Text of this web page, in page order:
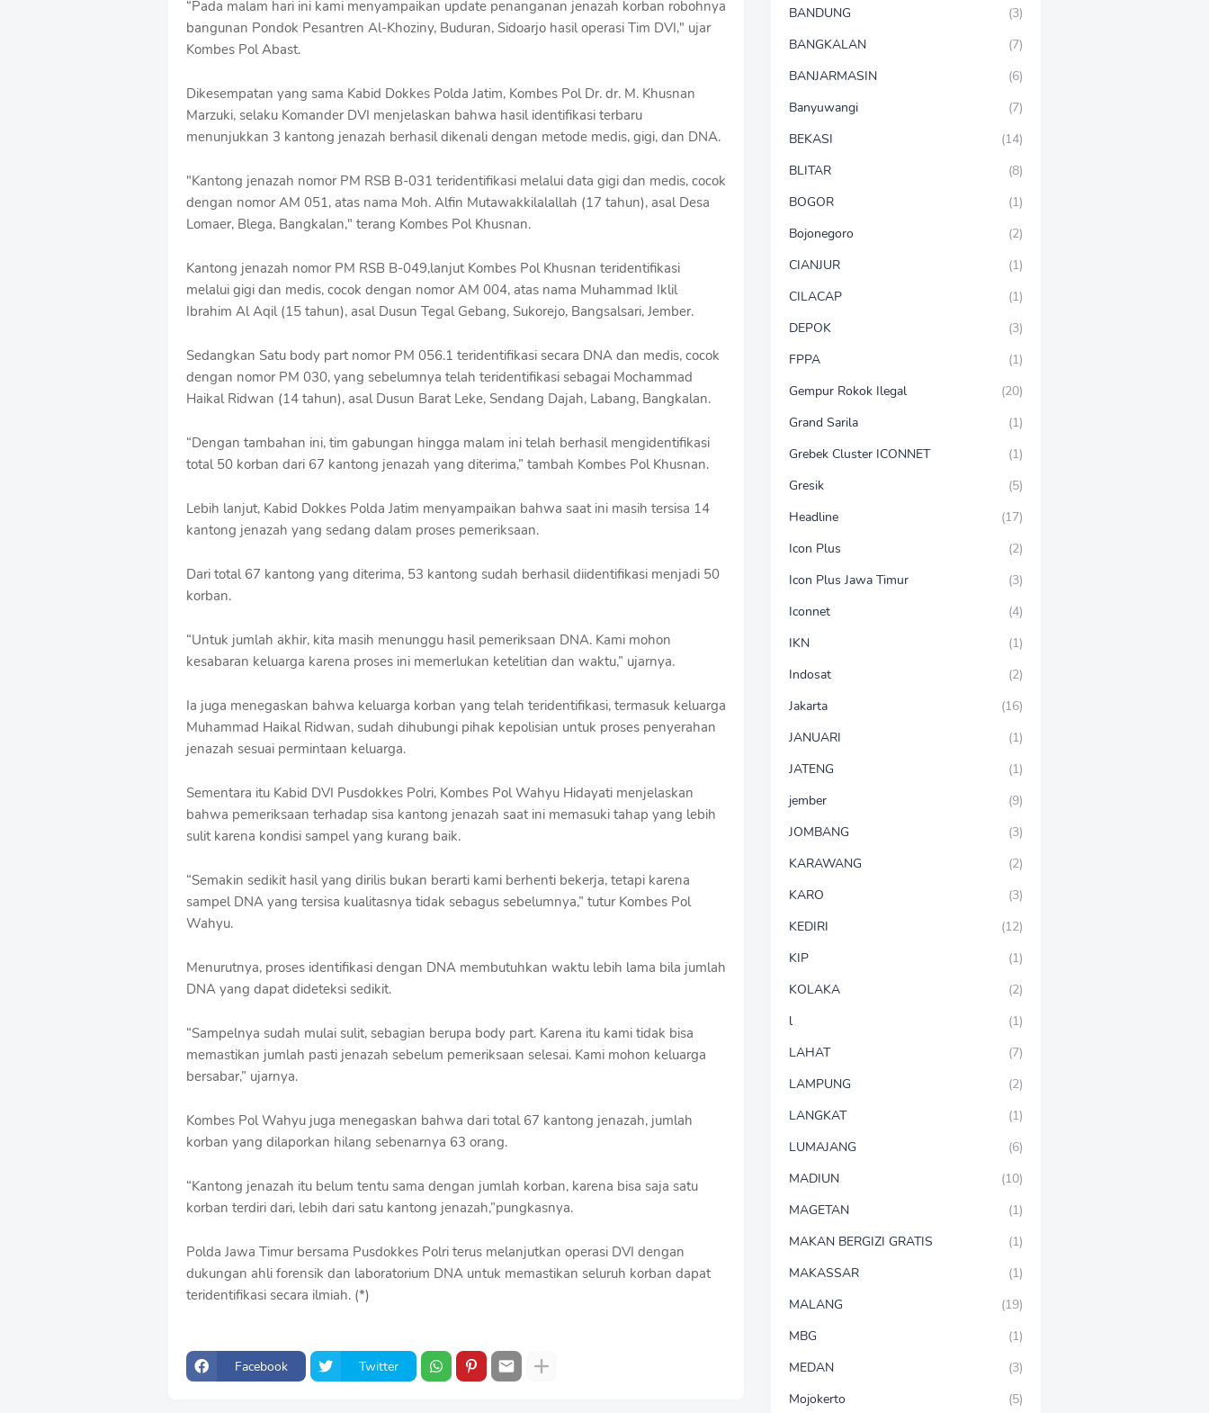
“Pada malam hari ini kami menyampaikan update penanganan jenazah korban robohnya
bangunan Pondok Pesantren Al-Khoziny, Buduran, Sidoarjo hasil operasi Tim DVI," ujar
Kombes Pol Abast.
Dikesempatan yang sama Kabid Dokkes Polda Jatim, Kombes Pol Dr. dr. M. Khusnan
Marzuki, selaku Komander DVI menjelaskan bahwa hasil identifikasi terbaru
menunjukkan 3 kantong jenazah berhasil dikenali dengan metode medis, gigi, dan DNA.
"Kantong jenazah nomor PM RSB B-031 teridentifikasi melalui data gigi dan medis, cocok
dengan nomor AM 051, atas nama Moh. Alfin Mutawakkilalallah (17 tahun), asal Desa
Lomaer, Blega, Bangkalan," terang Kombes Pol Khusnan.
Kantong jenazah nomor PM RSB B-049,lanjut Kombes Pol Khusnan teridentifikasi
melalui gigi dan medis, cocok dengan nomor AM 004, atas nama Muhammad Iklil
Ibrahim Al Aqil (15 tahun), asal Dusun Tegal Gebang, Sukorejo, Bangsalsari, Jember.
Sedangkan Satu body part nomor PM 056.1 teridentifikasi secara DNA dan medis, cocok
dengan nomor PM 030, yang sebelumnya telah teridentifikasi sebagai Mochammad
Haikal Ridwan (14 tahun), asal Dusun Barat Leke, Sendang Dajah, Labang, Bangkalan.
“Dengan tambahan ini, tim gabungan hingga malam ini telah berhasil mengidentifikasi
total 50 korban dari 67 kantong jenazah yang diterima,” tambah Kombes Pol Khusnan.
Lebih lanjut, Kabid Dokkes Polda Jatim menyampaikan bahwa saat ini masih tersisa 14
kantong jenazah yang sedang dalam proses pemeriksaan.
Dari total 67 kantong yang diterima, 53 kantong sudah berhasil diidentifikasi menjadi 50
korban.
“Untuk jumlah akhir, kita masih menunggu hasil pemeriksaan DNA. Kami mohon
kesabaran keluarga karena proses ini memerlukan ketelitian dan waktu,” ujarnya.
Ia juga menegaskan bahwa keluarga korban yang telah teridentifikasi, termasuk keluarga
Muhammad Haikal Ridwan, sudah dihubungi pihak kepolisian untuk proses penyerahan
jenazah sesuai permintaan keluarga.
Sementara itu Kabid DVI Pusdokkes Polri, Kombes Pol Wahyu Hidayati menjelaskan
bahwa pemeriksaan terhadap sisa kantong jenazah saat ini memasuki tahap yang lebih
sulit karena kondisi sampel yang kurang baik.
“Semakin sedikit hasil yang dirilis bukan berarti kami berhenti bekerja, tetapi karena
sampel DNA yang tersisa kualitasnya tidak sebagus sebelumnya,” tutur Kombes Pol
Wahyu.
Menurutnya, proses identifikasi dengan DNA membutuhkan waktu lebih lama bila jumlah
DNA yang dapat dideteksi sedikit.
“Sampelnya sudah mulai sulit, sebagian berupa body part. Karena itu kami tidak bisa
memastikan jumlah pasti jenazah sebelum pemeriksaan selesai. Kami mohon keluarga
bersabar,” ujarnya.
Kombes Pol Wahyu juga menegaskan bahwa dari total 67 kantong jenazah, jumlah
korban yang dilaporkan hilang sebenarnya 63 orang.
“Kantong jenazah itu belum tentu sama dengan jumlah korban, karena bisa saja satu
korban terdiri dari, lebih dari satu kantong jenazah,”pungkasnya.
Polda Jawa Timur bersama Pusdokkes Polri terus melanjutkan operasi DVI dengan
dukungan ahli forensik dan laboratorium DNA untuk memastikan seluruh korban dapat
teridentifikasi secara ilmiah. (*)
Facebook Twitter
o
f
f
e
m
p
l
s
BANDUNG
(3)
BANGKALAN
(7)
BANJARMASIN
(6)
Banyuwangi
(7)
BEKASI
(14)
BLITAR
(8)
BOGOR
(1)
Bojonegoro
(2)
CIANJUR
(1)
CILACAP
(1)
DEPOK
(3)
FPPA
(1)
Gempur Rokok Ilegal
(20)
Grand Sarila
(1)
Grebek Cluster ICONNET
(1)
Gresik
(5)
Headline
(17)
Icon Plus
(2)
Icon Plus Jawa Timur
(3)
Iconnet
(4)
IKN
(1)
Indosat
(2)
Jakarta
(16)
JANUARI
(1)
JATENG
(1)
jember
(9)
JOMBANG
(3)
KARAWANG
(2)
KARO
(3)
KEDIRI
(12)
KIP
(1)
KOLAKA
(2)
l
(1)
LAHAT
(7)
LAMPUNG
(2)
LANGKAT
(1)
LUMAJANG
(6)
MADIUN
(10)
MAGETAN
(1)
MAKAN BERGIZI GRATIS
(1)
MAKASSAR
(1)
MALANG
(19)
MBG
(1)
MEDAN
(3)
Mojokerto
(5)